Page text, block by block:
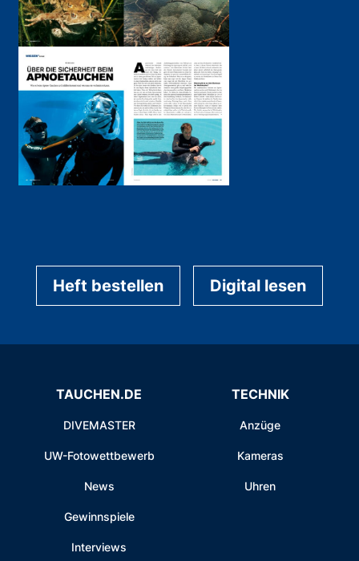
Heft bestellen Digital lesen
TAUCHEN.DE
DIVEMASTER
UW-Fotowettbewerb
News
Gewinnspiele
Interviews
TECHNIK
Anzüge
Kameras
Uhren